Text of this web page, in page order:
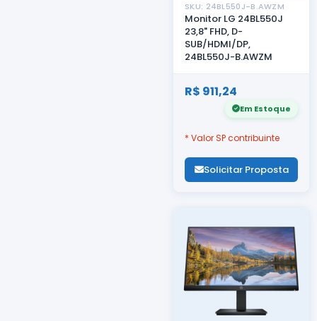
SKU: 24BL550J-B.AWZM
Monitor LG 24BL550J
23,8" FHD, D-
SUB/HDMI/DP,
24BL550J-B.AWZM
R$ 911,24
Em Estoque
* Valor SP contribuinte
Solicitar Proposta